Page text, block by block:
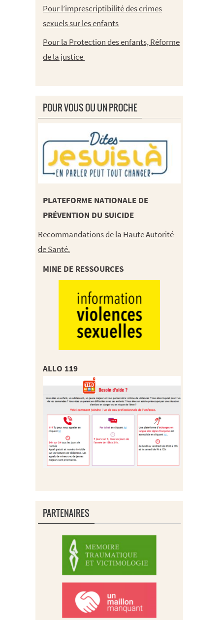
Pour l’imprescriptibilité des crimes
sexuels sur les enfants
Pour la Protection des enfants, Réforme
de la justice
POUR VOUS OU UN PROCHE
PLATEFORME NATIONALE DE
PRÉVENTION DU SUICIDE
Recommandations de la Haute Autorité
de Santé.
MINE DE RESSOURCES
ALLO 119
PARTENAIRES